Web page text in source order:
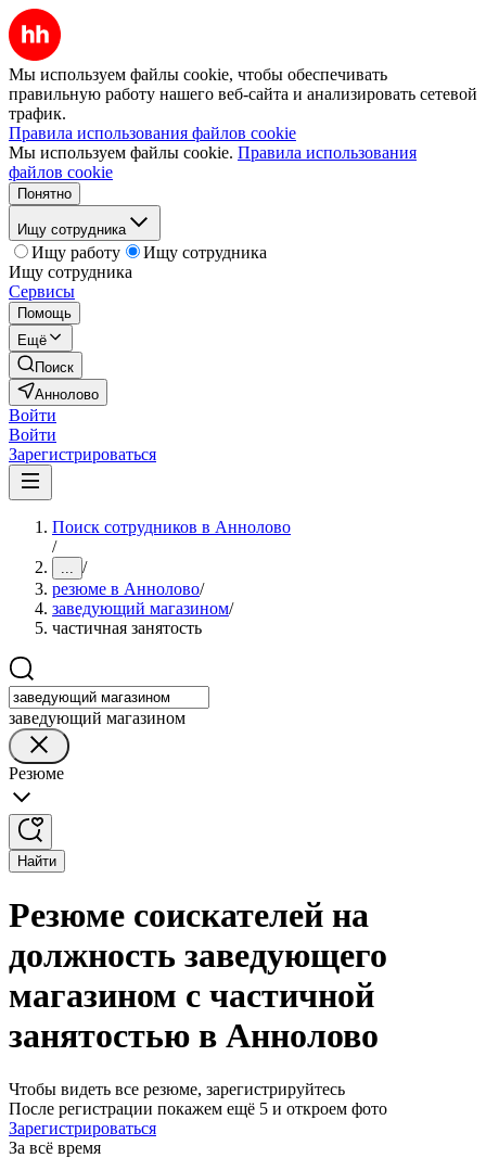
Мы используем файлы cookie, чтобы обеспечивать
правильную работу нашего веб-сайта и анализировать сетевой
трафик.
Правила использования файлов cookie
Мы используем файлы cookie. Правила использования
файлов cookie
Понятно
Ищу сотрудника
Ищу работу
Ищу сотрудника
Ищу сотрудника
Сервисы
Помощь
Ещё
Поиск
Аннолово
Войти
Войти
Зарегистрироваться
Поиск сотрудников в Аннолово
/
... /
резюме в Аннолово/
заведующий магазином/
частичная занятость
заведующий магазином
Резюме
Найти
Резюме соискателей на
должность заведующего
магазином с частичной
занятостью в Аннолово
Чтобы видеть все резюме, зарегистрируйтесь
После регистрации покажем ещё 5 и откроем фото
Зарегистрироваться
За всё время